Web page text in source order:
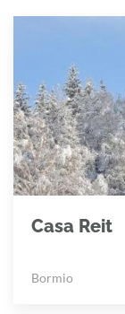
Casa Reit
Bormio